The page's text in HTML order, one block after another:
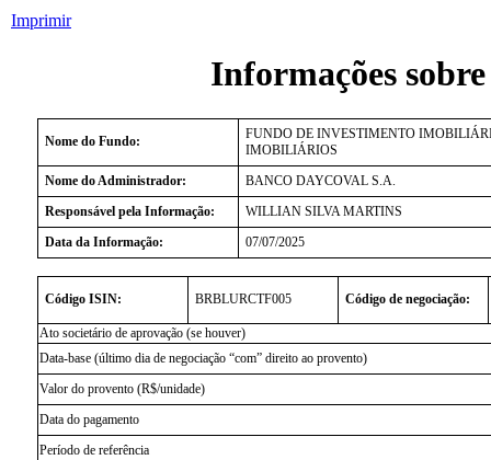
Imprimir
Informações
Nome do Fundo:
FUNDO DE INVESTIMENTO
IMOBILIÁRIOS
Nome do Administrador:
BANCO DAYCOVAL S.A.
Responsável pela Informação:
WILLIAN SILVA MARTINS
Data da Informação:
07/07/2025
Código ISIN: BRBLURCTF005 Código de negociação:
Ato societário de aprovação (se houver)
Data-base (último dia de negociação “com” direito ao provento)
Valor do provento (R$/unidade)
Data do pagamento
Período de referência